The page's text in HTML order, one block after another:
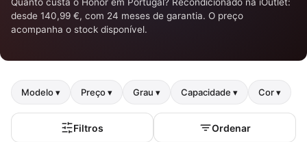
desde 140,99 €, com 24 meses de garantia. O preço
acompanha o stock disponível.
Modelo ▾ Preço ▾ Grau ▾ Capacidade ▾ Cor ▾
Filtros Ordenar